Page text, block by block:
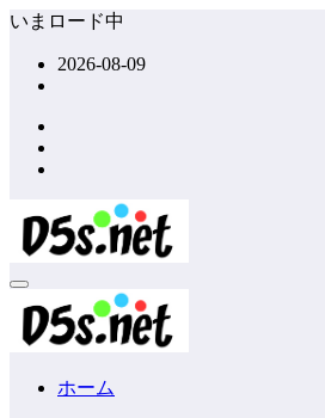
コ
ッ
プ
いまロード中
2026-08-09
ホーム